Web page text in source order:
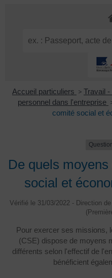
Accueil particuliers > Travail -
personnel dans l'entreprise
comité social et
De quels
social et
Vérifié le 31/03/2022 - Direction
Pour exercer ses missions,
(CSE) dispose de moyens
différents selon l'effectif de
bénéficient